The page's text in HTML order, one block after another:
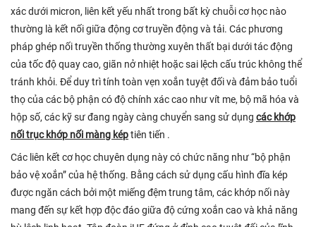
xác dưới micron, liên kết yếu nhất trong bất kỳ chuỗi cơ học nào
thường là kết nối giữa động cơ truyền động và tải. Các phương
pháp ghép nối truyền thống thường xuyên thất bại dưới tác động
của tốc độ quay cao, giãn nở nhiệt hoặc sai lệch cấu trúc không thể
tránh khỏi. Để duy trì tính toàn vẹn xoắn tuyệt đối và đảm bảo tuổi
thọ của các bộ phận có độ chính xác cao như vít me, bộ mã hóa và
hộp số, các kỹ sư đang ngày càng chuyển sang sử dụng các khớp
nối trục khớp nối màng képtiên tiến .
Các liên kết cơ học chuyên dụng này có chức năng như “bộ phận
bảo vệ xoắn” của hệ thống. Bằng cách sử dụng cấu hình đĩa kép
được ngăn cách bởi một miếng đệm trung tâm, các khớp nối này
mang đến sự kết hợp độc đáo giữa độ cứng xoắn cao và khả năng